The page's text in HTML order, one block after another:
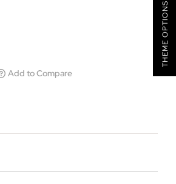
Add to Compare
THEME OPTIONS